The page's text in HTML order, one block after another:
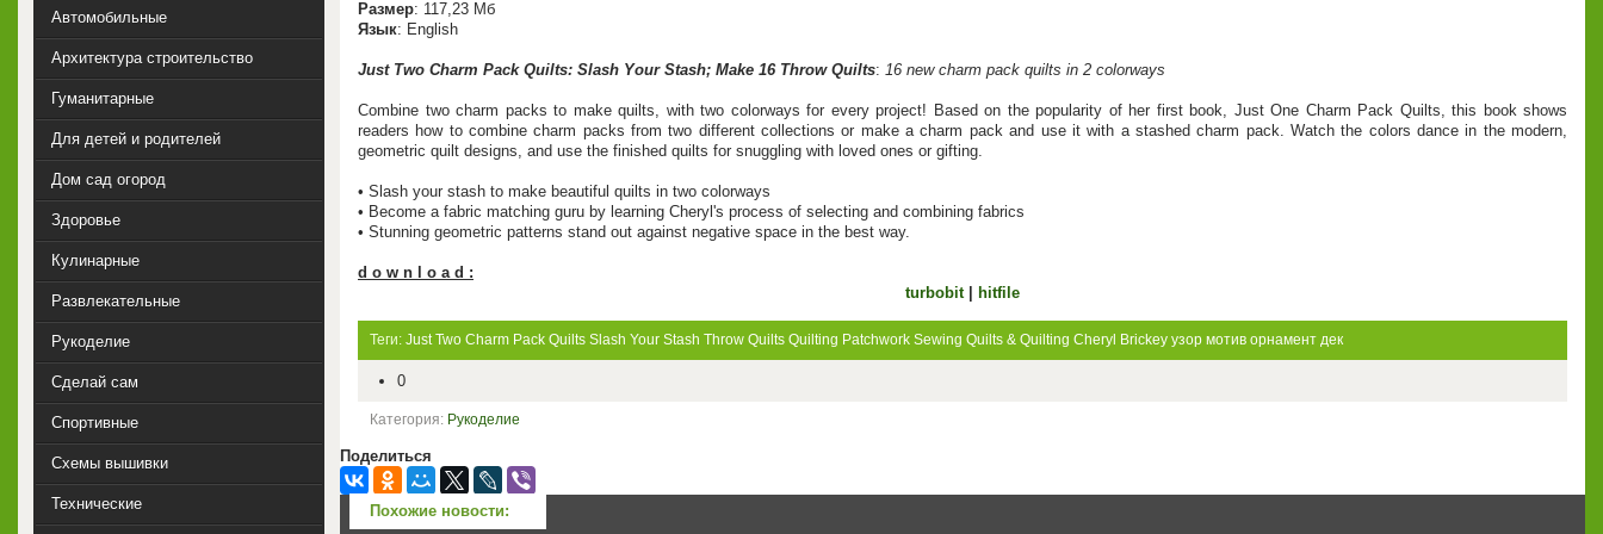
Размер: 117,23 Мб
Язык: English
Just Two Charm Pack Quilts: Slash Your Stash; Make 16 Throw Quilts: 16 new charm pack quilts in 2 colorways
Combine two charm packs to make quilts, with two colorways for every project! Based on the popularity of her first book, Just One Charm Pack Quilts, this book shows
readers how to combine charm packs from two different collections or make a charm pack and use it with a stashed charm pack. Watch the colors dance in the modern,
geometric quilt designs, and use the finished quilts for snuggling with loved ones or gifting.
• Slash your stash to make beautiful quilts in two colorways
• Become a fabric matching guru by learning Cheryl's process of selecting and combining fabrics
• Stunning geometric patterns stand out against negative space in the best way.
d o w n l o a d :
turbobit
hitfile
Теги: Just Two Charm Pack Quilts Slash Your Stash Throw Quilts Quilting Patchwork Sewing Quilts & Quilting Cheryl Brickey узор мотив орнамент дек
0
Категория: Рукоделие
Поделиться
Похожие новости:
Автомобильные
Архитектура строительство
Гуманитарные
Для детей и родителей
Дом сад огород
Здоровье
Кулинарные
Развлекательные
Рукоделие
Сделай сам
Спортивные
Схемы вышивки
Технические